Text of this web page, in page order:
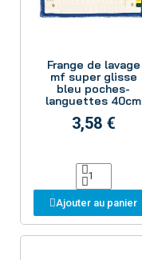
Frange de lavage
mf super glisse
bleu poches-
languettes 40cm
3,58 €
Ajouter au panier